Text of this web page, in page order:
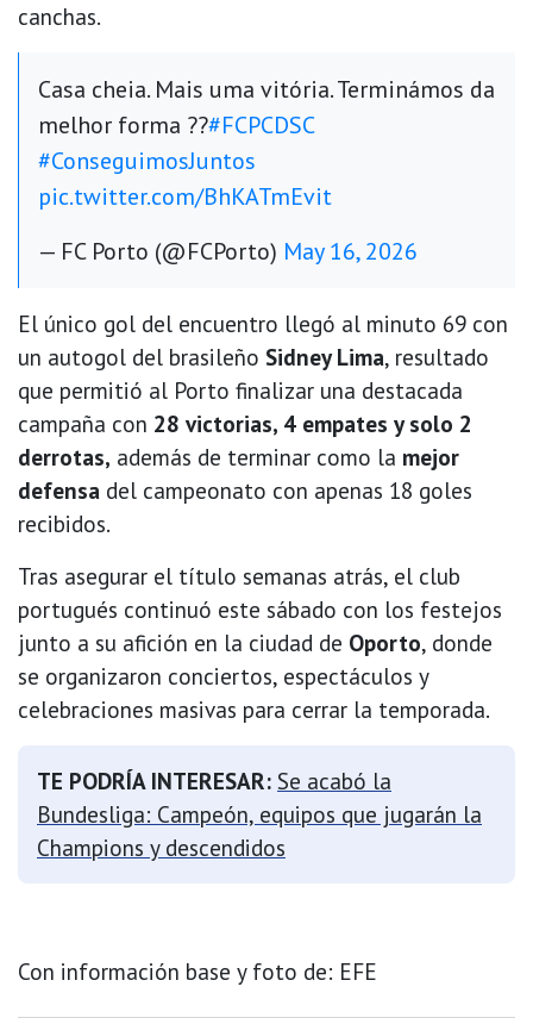
canchas.
Casa cheia. Mais uma vitória. Terminámos da
melhor forma ??#FCPCDSC
#ConseguimosJuntos
pic.twitter.com/BhKATmEvit
— FC Porto (@FCPorto) May 16, 2026
El único gol del encuentro llegó al minuto 69 con
un autogol del brasileño Sidney Lima, resultado
que permitió al Porto finalizar una destacada
campaña con 28 victorias, 4 empates y solo 2
derrotas, además de terminar como la mejor
defensa del campeonato con apenas 18 goles
recibidos.
Tras asegurar el título semanas atrás, el club
portugués continuó este sábado con los festejos
junto a su afición en la ciudad de Oporto, donde
se organizaron conciertos, espectáculos y
celebraciones masivas para cerrar la temporada.
TE PODRÍA INTERESAR: Se acabó la
Bundesliga: Campeón, equipos que jugarán la
Champions y descendidos
Con información base y foto de: EFE